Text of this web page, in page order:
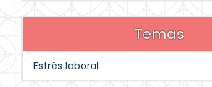
Temas
Estrés laboral